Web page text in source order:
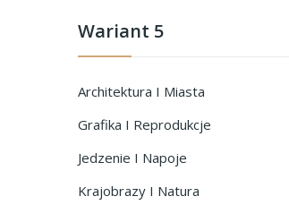
Wariant 5
Architektura I Miasta
Grafika I Reprodukcje
Jedzenie I Napoje
Krajobrazy I Natura